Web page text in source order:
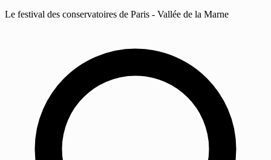
Le festival des conservatoires de Paris - Vallée de la Marne